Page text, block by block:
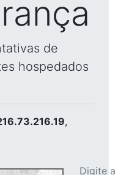
de
hospedados
,
Digite